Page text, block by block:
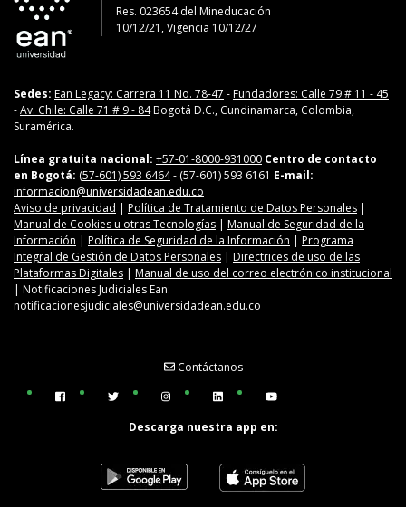
Res. 023654del Mineducación
10/12/21, Vigencia 10/12/27
Sedes: Ean Legacy: Carrera 11 No. 78-47 -Fundadores: Calle 79 # 11 - 45
-Av. Chile: Calle 71 # 9 - 84Bogotá D.C., Cundinamarca, Colombia,
Suramérica.
Línea gratuita nacional: +57-01-8000-931000 Centro de contacto
en Bogotá: (57-601) 593 6464- (57-601) 593 6161 E-mail:
informacion@universidadean.edu.co
Aviso de privacidad | Política de Tratamiento de Datos Personales |
Manual de Cookies u otras Tecnologías | Manual de Seguridad de la
Información | Política de Seguridad de la Información | Programa
Integral de Gestión de Datos Personales | Directrices de uso de las
Plataformas Digitales | Manual de uso del correo electrónico institucional
| Notificaciones Judiciales Ean:
notificacionesjudiciales@universidadean.edu.co
Contáctanos
Descarga nuestra app en: